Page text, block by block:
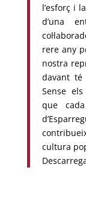
l’esforç i
d’una
rere any
nostra
davant té
Sense
que
cultura